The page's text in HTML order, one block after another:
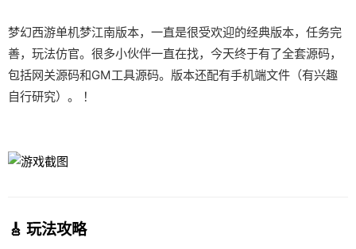
梦幻西游单机梦江南版本，一直是很受欢迎的经典版本，任务完
善，玩法仿官。很多小伙伴一直在找，今天终于有了全套源码，
包括网关源码和GM工具源码。版本还配有手机端文件（有兴趣
自行研究）。 ！
🎸 玩法攻略